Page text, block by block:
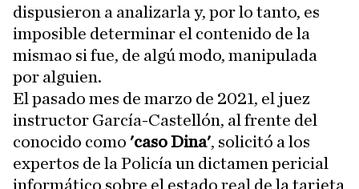
dispusieron a analizarla y, por lo tanto, es
imposible determinar el contenido de la
mismao si fue, de algú modo, manipulada
por alguien.
El pasado mes de marzo de 2021, el juez
instructor García-Castellón, al frente del
conocido como 'caso Dina', solicitó a los
expertos de la Policía un dictamen pericial
informático sobre el estado real de la tarjeta